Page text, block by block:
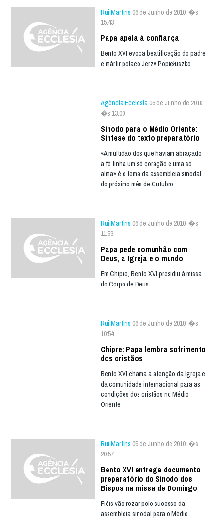
Rui Martins 06 de Junho de 2010, �s
15:43
Papa apela à confiança
Bento XVI evoca beatificação do padre
e mártir polaco Jerzy Popiełuszko
Agência Ecclesia 06 de Junho de 2010,
�s 13:00
Sínodo para o Médio Oriente:
Síntese do texto preparatório
«A multidão dos que haviam abraçado
a fé tinha um só coração e uma só
alma» é o tema da assembleia sinodal
do próximo mês de Outubro
Rui Martins 06 de Junho de 2010, �s
11:53
Papa pede comunhão com
Deus, a Igreja e o mundo
Em Chipre, Bento XVI presidiu à missa
do Corpo de Deus
Rui Martins 06 de Junho de 2010, �s
10:54
Chipre: Papa lembra sofrimento
dos cristãos
Bento XVI chama a atenção da Igreja e
da comunidade internacional para as
condições dos cristãos no Médio
Oriente
Rui Martins 05 de Junho de 2010, �s
20:57
Bento XVI entrega documento
preparatório do Sínodo dos
Bispos na missa de Domingo
Fiéis vão rezar pelo sucesso da
assembleia sinodal para o Médio